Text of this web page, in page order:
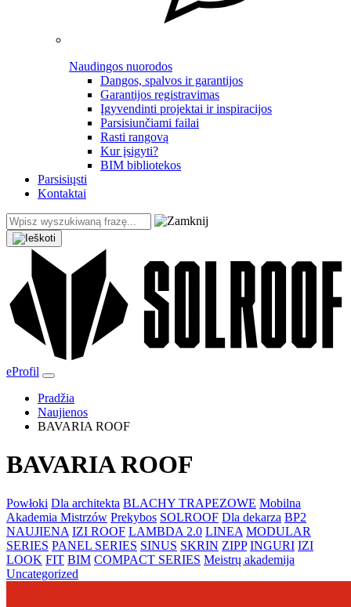
Naudingos nuorodos
Dangos, spalvos ir garantijos
Garantijos registravimas
Įgyvendinti projektai ir inspiracijos
Parsisiunčiami failai
Rasti rangovą
Kur įsigyti?
BIM bibliotekos
Parsisiųsti
Kontaktai
eProfil
Pradžia
Naujienos
BAVARIA ROOF
BAVARIA ROOF
Powłoki Dla architekta BLACHY TRAPEZOWE Mobilna
Akademia Mistrzów Prekybos SOLROOF Dla dekarza BP2
NAUJIENA IZI ROOF LAMBDA 2.0 LINEA MODULAR
SERIES PANEL SERIES SINUS SKRIN ZIPP INGURI IZI
LOOK FIT BIM COMPACT SERIES Meistrų akademija
Uncategorized